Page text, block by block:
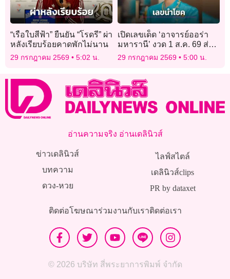
“เรือใบสีฟ้า” ยืนยัน “โรดรี” ผ่า
หลังเรียบร้อยคาดพักไม่นาน
29 กรกฎาคม 2569 5:02 น.
เปิดเลขเด็ด ‘อาจารย์ออร่า
มหารานี’ งวด 1 ส.ค. 69 ส่อง
ชัดๆ ยันต์แดง-ป้ายปักผลไม้
ลุ้นโชครวยยกแผง!
29 กรกฎาคม 2569 5:00 น.
อ่านความจริง อ่านเดลินิวส์
ข่าวเดลินิวส์
บทความ
ดวง-หวย
ไลฟ์สไตล์
เดลินิวส์clips
PR by dataxet
ติดต่อโฆษณาร่วมงานกับเราติดต่อเรา
© 2026 บริษัท สี่พระยาการพิมพ์ จำกัด